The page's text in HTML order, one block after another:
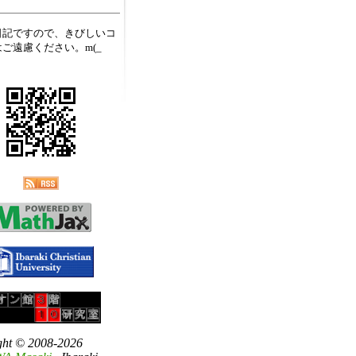
ですので、きびしいコ
遠慮ください。m(_
© 2008-2026